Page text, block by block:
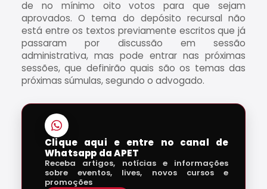
de no mínimo oito votos para que sejam
aprovados. O tema do depósito recursal não
está entre os textos previamente escritos que já
passaram por discussão em sessão
administrativa, mas pode entrar nas próximas
sessões, que definirão quais são os temas das
próximas súmulas, segundo o advogado.
Clique aqui e entre no canal de
Whatsapp da APET
Receba artigos, notícias e informações
sobre eventos, lives, novos cursos e
promoções